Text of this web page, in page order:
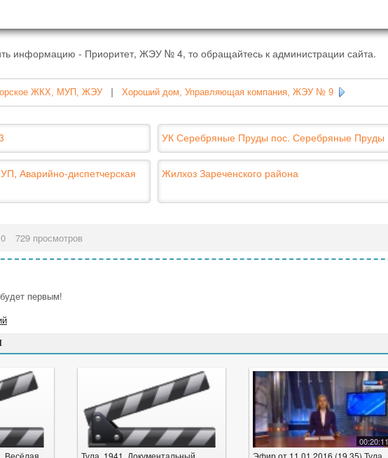
информацию - Приоритет, ЖЭУ № 4, то обращайтесь к администрации сайта.
ЖКХ, МУП, ЖЭУ| Хороший дом, Управляющая компания, ЖЭУ № 9
УК Серебряные Пруды пос. Серебряные Пруды
Аварийно-диспетчерская
Жилхоз Зареченского района
0 729 просмотров
первым!
Весёлая Тула. 1941. Документальный
00:20:11
Эфир от 11.01.2016 (19.35) Тула